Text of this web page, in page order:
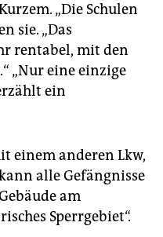
„Die Schulen
sie. „Das
rentabel, mit den
„Nur eine einzige
ein
einem anderen Lkw,
alle Gefängnisse
am
Sperrgebiet“.